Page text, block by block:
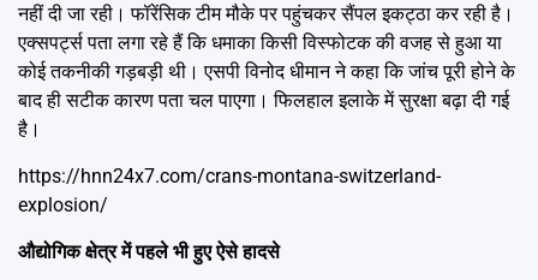
नहीं दी जा रही। फॉरेंसिक टीम मौके पर पहुंचकर सैंपल इकट्ठा कर रही है।
एक्सपर्ट्स पता लगा रहे हैं कि धमाका किसी विस्फोटक की वजह से हुआ या
कोई तकनीकी गड़बड़ी थी। एसपी विनोद धीमान ने कहा कि जांच पूरी होने के
बाद ही सटीक कारण पता चल पाएगा। फिलहाल इलाके में सुरक्षा बढ़ा दी गई
है।
https://hnn24x7.com/crans-montana-switzerland-
explosion/
औद्योगिक क्षेत्र में पहले भी हुए ऐसे हादसे